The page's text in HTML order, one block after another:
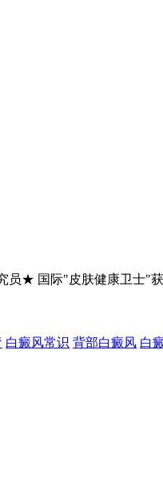
员★ 国际"皮肤健康卫士
白癜风常识 背部白癜风 白